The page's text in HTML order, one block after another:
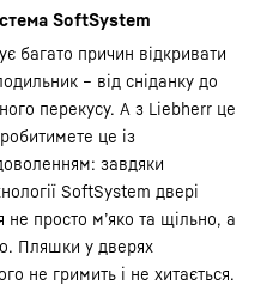
SoftSystem
багато причин відкривати
– від сніданку до
перекусу. А з Liebherr це
це із
завдяки
SoftSystem двері
просто м’яко та щільно, а
Пляшки у дверях
не гримить і не хитається.